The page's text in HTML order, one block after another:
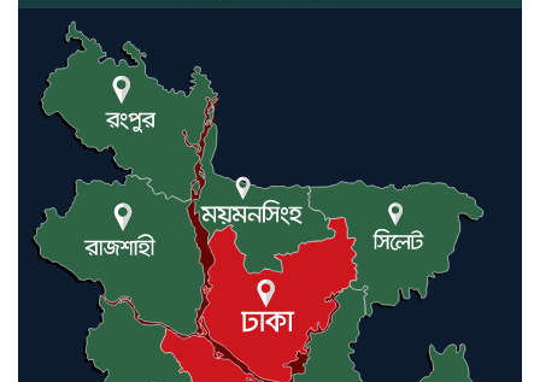
গলিত মরদেহ উদ্ধার
লন্ডনে আদমপুর ইউনাইটেড কলেজ
বাস্তবায়ন নিয়ে আলোচনা সভা
আন্তর্জাতিক মানবাধিকার সম্মেলনে
বিশেষ সম্মাননা পেলেন ফারুক খাঁন,
শ্রীমঙ্গলে সংবর্ধনা